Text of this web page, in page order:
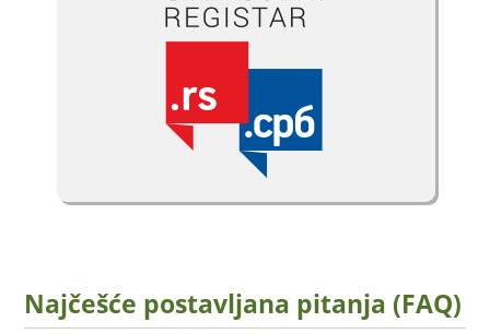
Najčešće postavljana pitanja (FAQ)